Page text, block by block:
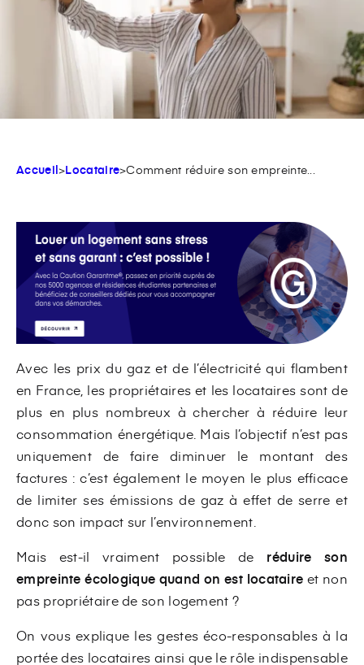
Accueil>Locataire>Comment réduire son empreinte...
Avec les prix du gaz et de l’électricité qui flambent
en France, les propriétaires et les locataires sont de
plus en plus nombreux à chercher à réduire leur
consommation énergétique. Mais l’objectif n’est pas
uniquement de faire diminuer le montant des
factures : c’est également le moyen le plus efficace
de limiter ses émissions de gaz à effet de serre et
donc son impact sur l’environnement.
Mais est-il vraiment possible de réduire son
empreinte écologique quand on est locataire et non
pas propriétaire de son logement ?
On vous explique les gestes éco-responsables à la
portée des locataires ainsi que le rôle indispensable